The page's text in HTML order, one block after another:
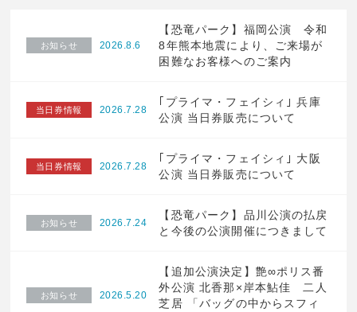
お知らせ 2026.8.6
【恐竜パーク】福岡公演 令和
8年熊本地震により、ご来場が
困難なお客様へのご案内
当日券情報 2026.7.28
｢プライマ・フェイシィ｣ 兵庫
公演 当日券販売について
当日券情報 2026.7.28
｢プライマ・フェイシィ｣ 大阪
公演 当日券販売について
お知らせ 2026.7.24
【恐竜パーク】品川公演の払戻
と今後の公演開催につきまして
お知らせ 2026.5.20
【追加公演決定】艶∞ポリス番
外公演 北香那×岸本鮎佳 二人
芝居 「バッグの中からスフィ